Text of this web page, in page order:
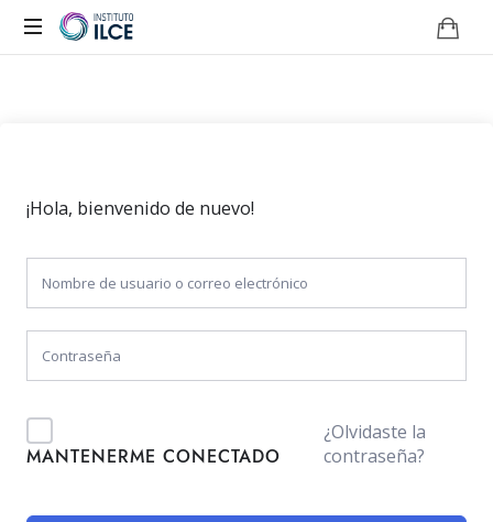
¡Hola, bienvenido de nuevo!
MANTENERME CONECTADO
¿Olvidaste la
contraseña?